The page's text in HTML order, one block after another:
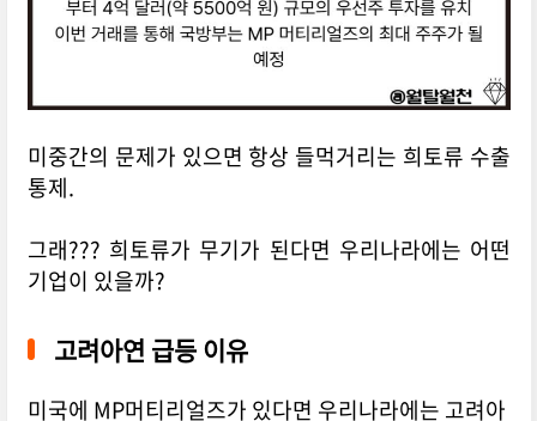
미중간의 문제가 있으면 항상 들먹거리는 희토류 수출
통제.
그래??? 희토류가 무기가 된다면 우리나라에는 어떤
기업이 있을까?
고려아연 급등 이유
미국에 MP머티리얼즈가 있다면 우리나라에는 고려아